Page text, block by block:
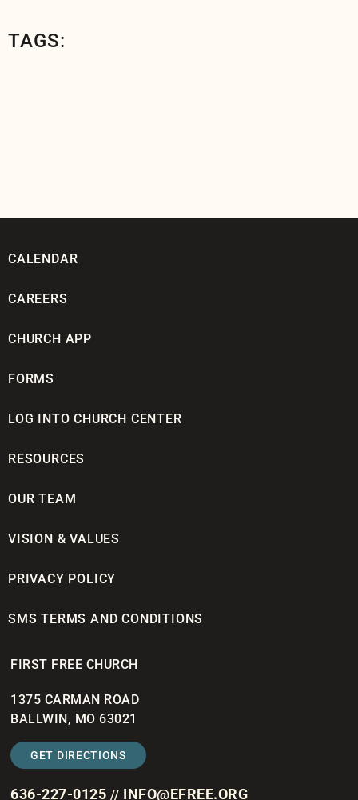
TAGS:
CALENDAR
CAREERS
CHURCH APP
FORMS
LOG INTO CHURCH CENTER
RESOURCES
OUR TEAM
VISION & VALUES
PRIVACY POLICY
SMS TERMS AND CONDITIONS
FIRST FREE CHURCH
1375 CARMAN ROAD
BALLWIN, MO 63021
GET DIRECTIONS
636-227-0125 // INFO@EFREE.ORG